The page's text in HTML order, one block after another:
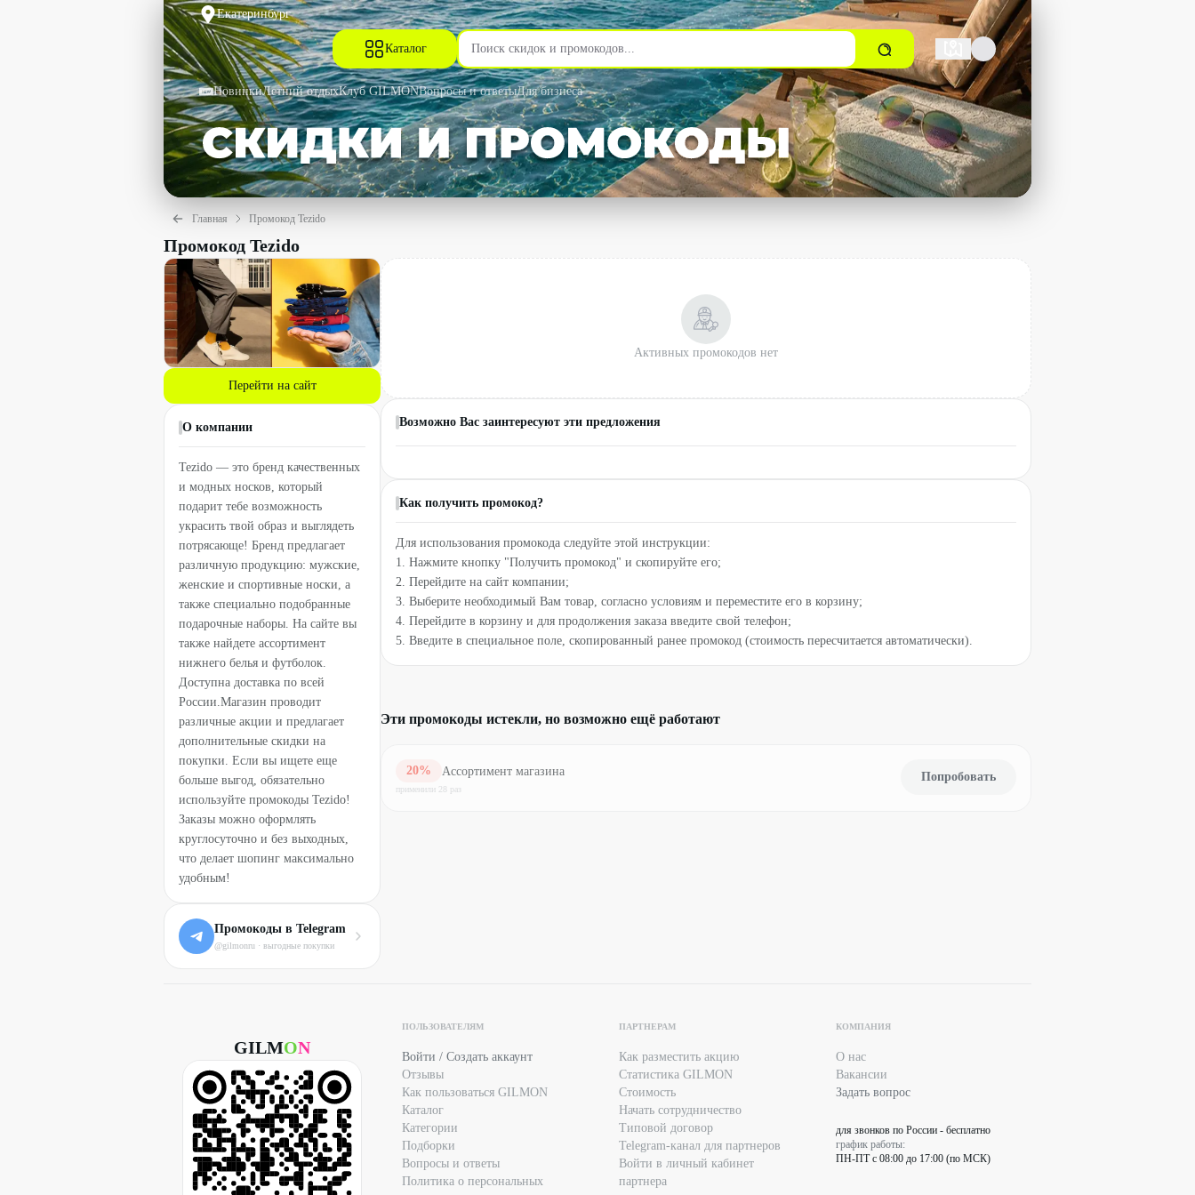
Екатеринбург
Каталог
НовинкиЛетний отдыхКлуб GILMONВопросы и ответыДля бизнеса
Главная Промокод Tezido
Промокод Tezido
Перейти на сайт
О компании
Tezido — это бренд качественных
и модных носков, который
подарит тебе возможность
украсить твой образ и выглядеть
потрясающе! Бренд предлагает
различную продукцию: мужские,
женские и спортивные носки, а
также специально подобранные
подарочные наборы. На сайте вы
также найдете ассортимент
нижнего белья и футболок.
Доступна доставка по всей
России.Магазин проводит
различные акции и предлагает
дополнительные скидки на
покупки. Если вы ищете еще
больше выгод, обязательно
используйте промокоды Tezido!
Заказы можно оформлять
круглосуточно и без выходных,
что делает шопинг максимально
удобным!
Промокоды в Telegram
@gilmonru · выгодные покупки
Активных промокодов нет
Возможно Вас заинтересуют эти предложения
Как получить промокод?
Для использования промокода следуйте этой инструкции:
1. Нажмите кнопку "Получить промокод" и скопируйте его;
2. Перейдите на сайт компании;
3. Выберите необходимый Вам товар, согласно условиям и переместите его в корзину;
4. Перейдите в корзину и для продолжения заказа введите свой телефон;
5. Введите в специальное поле, скопированный ранее промокод (стоимость пересчитается автоматически).
Эти промокоды истекли, но возможно ещё работают
20% Ассортимент магазина
применили 28 раз
Попробовать
GILMON
ПОЛЬЗОВАТЕЛЯМ
Войти / Создать аккаунт
Отзывы
Как пользоваться GILMON
Каталог
Категории
Подборки
Вопросы и ответы
Политика о персональных
ПАРТНЕРАМ
Как разместить акцию
Статистика GILMON
Стоимость
Начать сотрудничество
Типовой договор
Telegram-канал для партнеров
Войти в личный кабинет
партнера
КОМПАНИЯ
О нас
Вакансии
Задать вопрос
для звонков по России - бесплатно
график работы:
ПН-ПТ с 08:00 до 17:00 (по МСК)